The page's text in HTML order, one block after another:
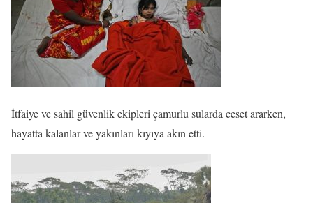
İtfaiye ve sahil güvenlik ekipleri çamurlu sularda ceset ararken,
hayatta kalanlar ve yakınları kıyıya akın etti.